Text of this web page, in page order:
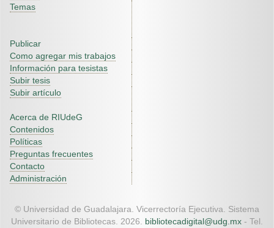
Temas
Publicar
Como agregar mis trabajos
Información para tesistas
Subir tesis
Subir artículo
Acerca de RIUdeG
Contenidos
Políticas
Preguntas frecuentes
Contacto
Administración
© Universidad de Guadalajara. Vicerrectoría Ejecutiva. Sistema
Universitario de Bibliotecas. 2026. bibliotecadigital@udg.mx - Tel.